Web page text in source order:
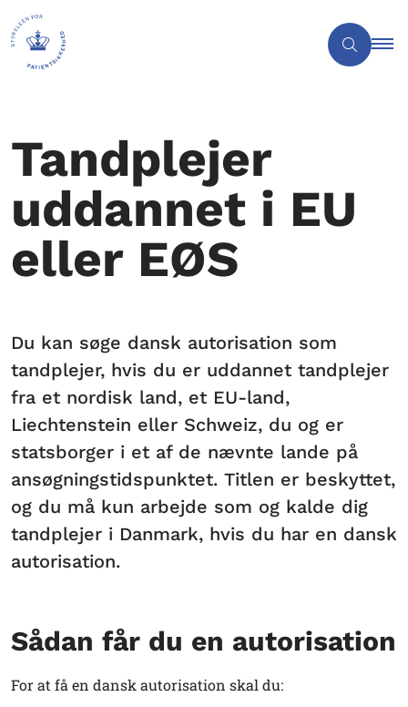
Tandplejer
uddannet i EU
eller EØS
Du kan søge dansk autorisation som
tandplejer, hvis du er uddannet tandplejer
fra et nordisk land, et EU-land,
Liechtenstein eller Schweiz, du og er
statsborger i et af de nævnte lande på
ansøgningstidspunktet. Titlen er beskyttet,
og du må kun arbejde som og kalde dig
tandplejer i Danmark, hvis du har en dansk
autorisation.
Sådan får du en autorisation
For at få en dansk autorisation skal du: